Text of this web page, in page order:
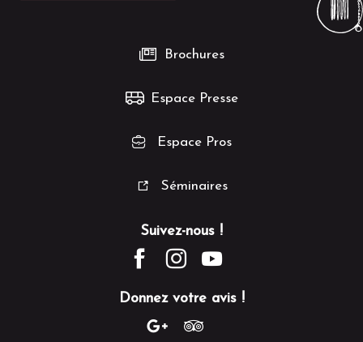
Suivez-nous !
Donnez votre avis !
Brochures
Espace Presse
Espace Pros
Séminaires